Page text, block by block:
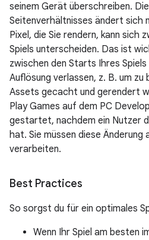
seinem Gerät überschreiben.
Seitenverhältnisses ändert sich
Pixel, die Sie rendern, kann sich
Spiels unterscheiden. Das ist
zwischen den Starts Ihres
Auflösung verlassen, z. B. um zu
Assets gecacht und gerendert
Play Games auf dem PC
gestartet, nachdem ein Nutzer
hat. Sie müssen diese
verarbeiten.
Best Practices
So sorgst du für ein optimales
Wenn Ihr Spiel am besten